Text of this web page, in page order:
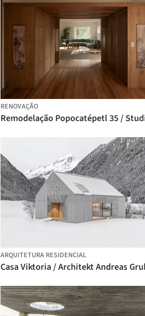
RENOVAÇÃO
ARQUITETURA RESIDENCIAL
Casa Viktoria / Architekt Andreas